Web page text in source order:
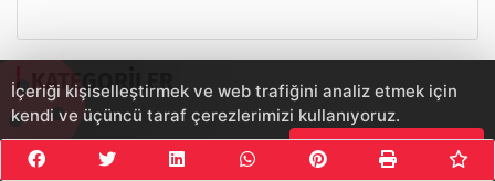
KATEGORILER
Dünya
İçeriği kişiselleştirmek ve web trafiğini analiz etmek için
kendi ve üçüncü taraf çerezlerimizi kullanıyoruz.
Çerezleri Kabul Et